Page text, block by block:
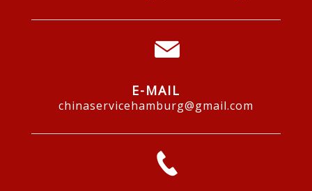
E-MAIL
chinaservicehamburg@gmail.com